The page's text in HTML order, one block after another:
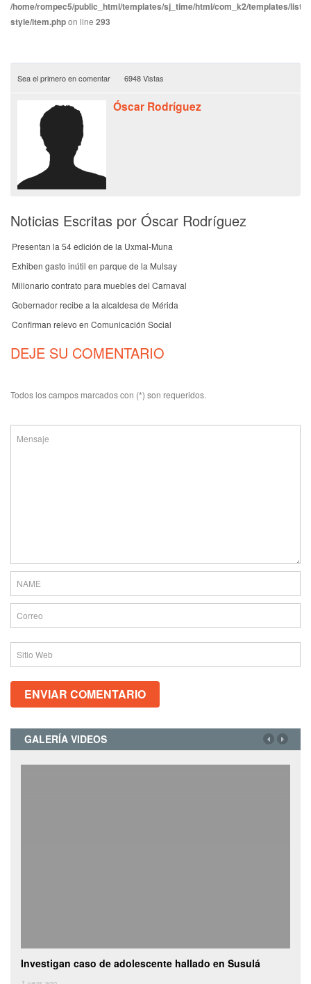
/home/rompec5/public_html/templates/sj_time/html/com_k2/templates/
style/item.phpon line 293
Sea el primero en comentar 6948 Vistas
Óscar Rodríguez
Noticias Escritas por Óscar Rodríguez
Presentan la 54 edición de la Uxmal-Muna
Exhiben gasto inútil en parque de la Mulsay
Millonario contrato para muebles del Carnaval
Gobernador recibe a la alcaldesa de Mérida
Confirman relevo en Comunicación Social
DEJE SU COMENTARIO
Todos los campos marcados con (*) son requeridos.
GALERÍA VIDEOS
Investigan caso de adolescente hallado en Susulá